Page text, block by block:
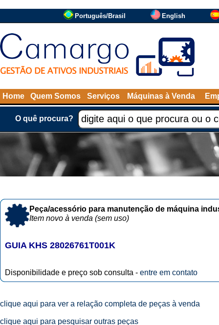
Português/Brasil English
Home Quem Somos Serviços Máquinas à Venda
O quê procura?
Peça/acessório para manutenção de máquina
Item novo à venda (sem uso)
GUIA KHS 28026761T001K
Disponibilidade e preço sob consulta - entre em contato
clique aqui para ver a relação completa de peças à venda
clique aqui para pesquisar outras peças